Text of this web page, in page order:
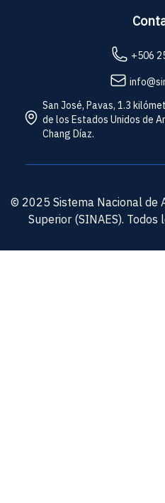
+506
San José, Pavas, 1.3
de los Estados Unidos de
Chang Díaz.
© 2025 Sistema Nacional de
Superior (SINAES).